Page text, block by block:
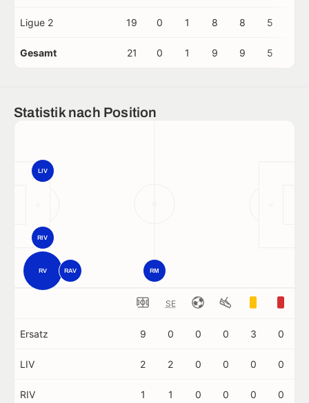
Ligue 2 19 0 1 8 8 5
Gesamt 21 0 1 9 9 5
Statistik nach Position
RV
LIV
RIV
RM
RAV
SE
Ersatz 9 0 0 0 3 0
LIV 2 2 0 0 0 0
RIV 1 1 0 0 0 0